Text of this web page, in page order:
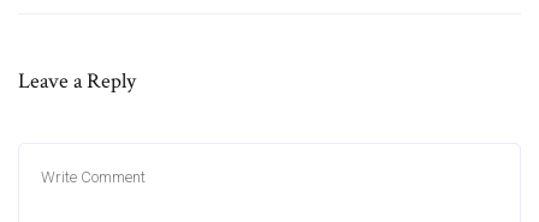
Leave a Reply